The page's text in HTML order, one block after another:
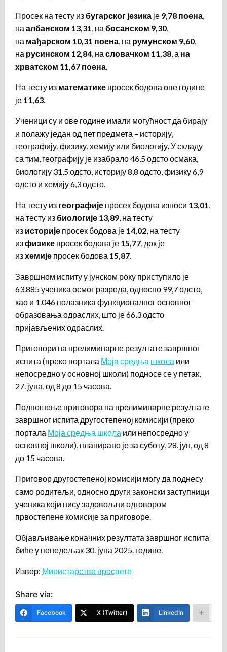
Просек на тесту избугарског језика је 9,78 поена
на албанском 13,31 , на босанском 9,30
на мађарском 10,31 поена , на румунском 9,60
на русинском 12,84 , на словачком 11,38 , а на
хрватском 11,67 поена
На тесту из математике просек бодова ове године
је 11,63
Ученици су и ове године имали могућност да бирају
и полажу један од пет предмета – историју,
географију, физику, хемију или биологију. У складу
са тим, географију је изабрало 46,5 одсто осмака,
биологију 31,5 одсто, историју 8,8 одсто, физику 6,9
одсто и хемију 6,3 одсто.
На тесту из географије просек бодова износи 13,01
на тесту избиологије 13,89 , на тесту
из историје просек бодова је 14,02 , на тесту
изфизике просек бодова је 15,77 , док је
изхемије просек бодова 15,87
Завршном испиту у јунском року приступило је
63.885 ученика осмог разреда, односно 99,7 одсто,
као и 1.046 полазника функционалног основног
образовања одраслих, што је 66,3 одсто
пријављених одраслих.
Приговори на прелиминарне резултате завршног
испита (преко портала Моја средња школа или
непосредно у основној школи) подносе се у петак,
27. јуна, од 8 до 15 часова.
Подношење приговора на прелиминарне резултате
завршног испита другостепеној комисији (преко
портала Моја средња школа или непосредно у
основној школи), планирано је за суботу, 28. јун, од 8
до 15 часова.
Приговор другостепеној комисији могу да поднесу
само родитељи, односно други законски заступници
ученика који нису задовољни одговором
првостепене комисије за приговоре.
Објављивање коначних резултата завршног испита
биће у понедељак 30. јуна 2025. године.
Извор: Министарство просвете
Share via:
Facebook X (Twitter) LinkedIn